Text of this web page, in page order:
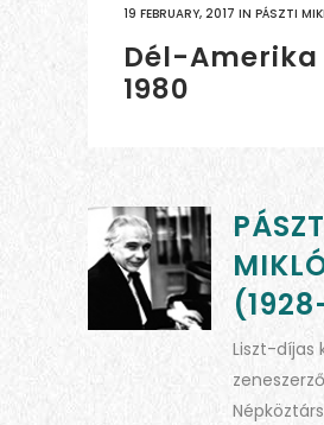
19 FEBRUARY, 2017 IN PÁSZTI
Dél-Amerika
1980
Liszt-díjas